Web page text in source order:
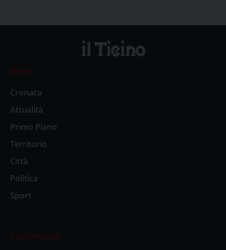
News
Cronaca
Attualità
Primo Piano
Territorio
Città
Politica
Sport
Il settimanale